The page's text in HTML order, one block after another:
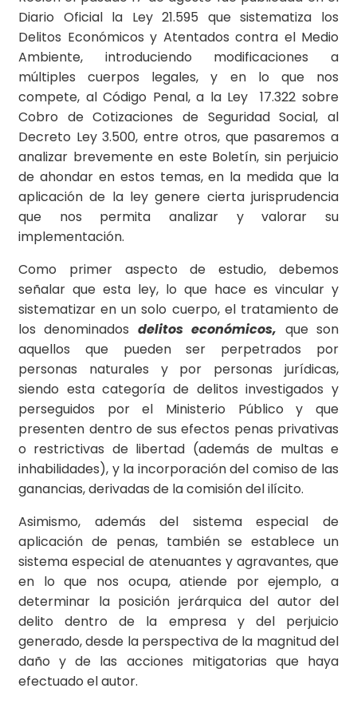
Diario Oficial la Ley 21.595 que sistematiza los
Delitos Económicos y Atentados contra el Medio
Ambiente, introduciendo modificaciones a
múltiples cuerpos legales, y en lo que nos
compete, al Código Penal, a la Ley 17.322 sobre
Cobro de Cotizaciones de Seguridad Social, al
Decreto Ley 3.500, entre otros, que pasaremos a
analizar brevemente en este Boletín, sin perjuicio
de ahondar en estos temas, en la medida que la
aplicación de la ley genere cierta jurisprudencia
que nos permita analizar y valorar su
implementación.
Como primer aspecto de estudio, debemos
señalar que esta ley, lo que hace es vincular y
sistematizar en un solo cuerpo, el tratamiento de
los denominados delitos económicos, que son
aquellos que pueden ser perpetrados por
personas naturales y por personas jurídicas,
siendo esta categoría de delitos investigados y
perseguidos por el Ministerio Público y que
presenten dentro de sus efectos penas privativas
o restrictivas de libertad (además de multas e
inhabilidades), y la incorporación del comiso de las
ganancias, derivadas de la comisión del ilícito.
Asimismo, además del sistema especial de
aplicación de penas, también se establece un
sistema especial de atenuantes y agravantes, que
en lo que nos ocupa, atiende por ejemplo, a
determinar la posición jerárquica del autor del
delito dentro de la empresa y del perjuicio
generado, desde la perspectiva de la magnitud del
daño y de las acciones mitigatorias que haya
efectuado el autor.